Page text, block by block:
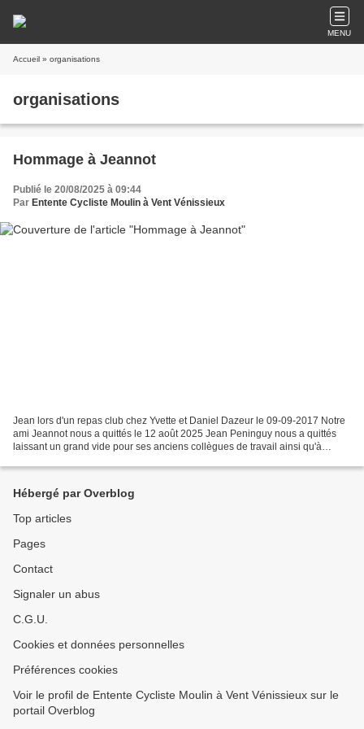
MENU
Accueil » organisations
organisations
Hommage à Jeannot
Publié le 20/08/2025 à 09:44
Par Entente Cycliste Moulin à Vent Vénissieux
Jean lors d'un repas club chez Yvette et Daniel Dazeur le 09-09-2017 Notre
ami Jeannot nous a quittés le 12 août 2025 Jean Peninguy nous a quittés
laissant un grand vide pour ses anciens collègues de travail ainsi qu'à
Hébergé par Overblog
Top articles
Pages
Contact
Signaler un abus
C.G.U.
Cookies et données personnelles
Préférences cookies
Voir le profil de Entente Cycliste Moulin à Vent Vénissieux sur le
portail Overblog